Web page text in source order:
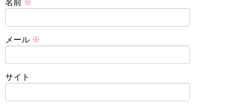
名前 ※
メール ※
サイト